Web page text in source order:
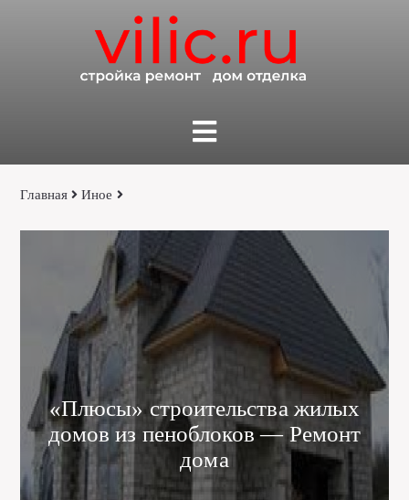
Главная Иное
«Плюсы» строительства жилых
домов из пеноблоков — Ремонт
дома